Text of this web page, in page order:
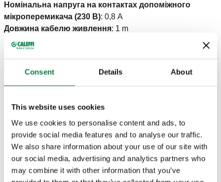
Consent Details About
This website uses cookies
We use cookies to personalise content and ads, to
provide social media features and to analyse our traffic.
We also share information about your use of our site with
our social media, advertising and analytics partners who
may combine it with other information that you’ve
Номінальна напруга на контактах допоміжного
мікроперемикача (230 В): 0,8 A
Довжина кабелю живлення: 1 m
Клас захисту
Діапазон значень температури повітря
Максимальний робочий тиск:
КРЕСЛЕННЯ Й СПЕЦИФІКАЦІЇ